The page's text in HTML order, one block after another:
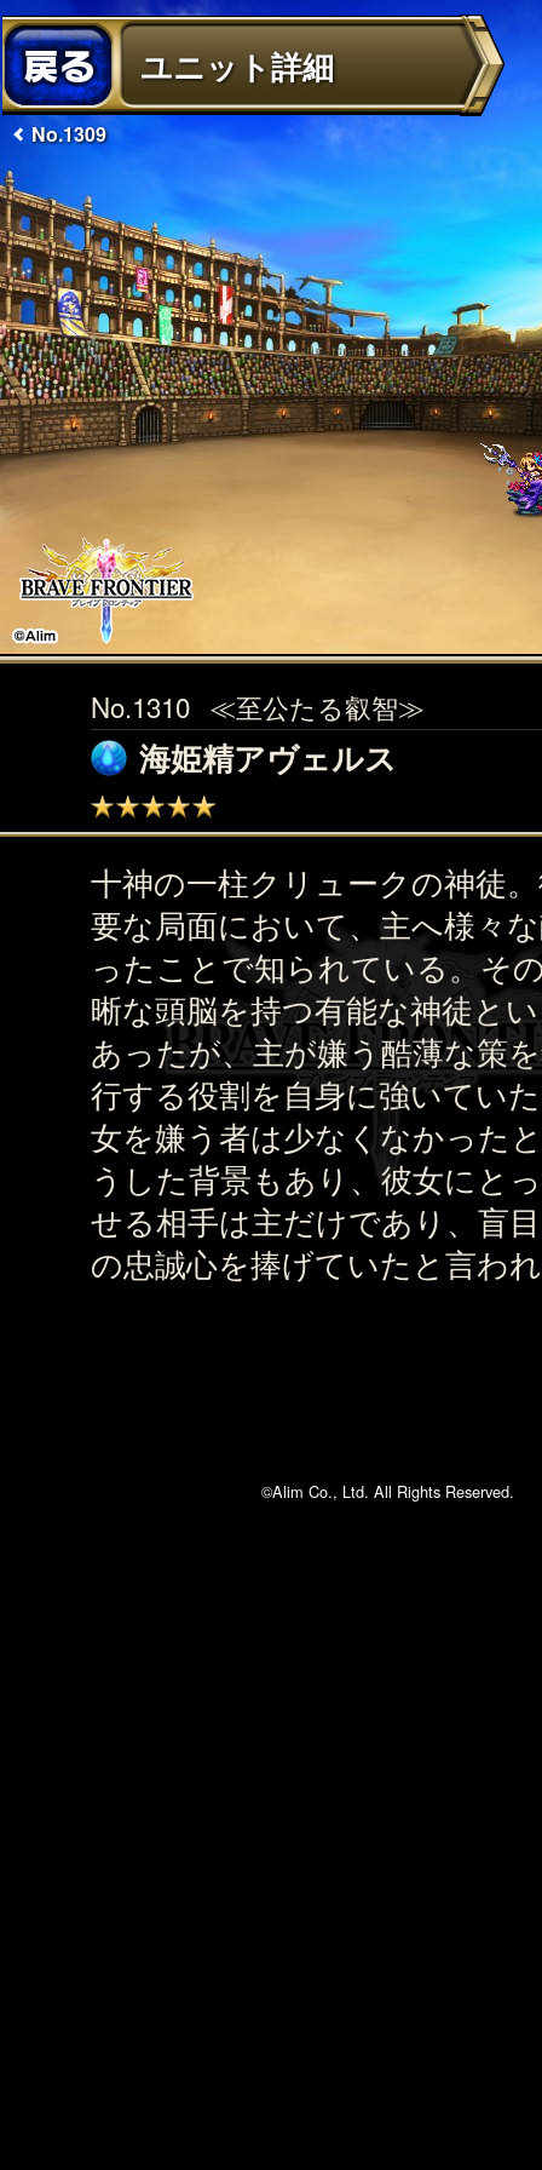
ユニット詳細
No.1309
No.1310 ≪至公たる叡智≫
海姫精アヴェルス
十神の一柱クリュークの神徒
要な局面において、主へ様々
ったことで知られている。そ
晰な頭脳を持つ有能な神徒と
あったが、主が嫌う酷薄な策
行する役割を自身に強いてい
女を嫌う者は少なくなかった
うした背景もあり、彼女にと
せる相手は主だけであり、盲
の忠誠心を捧げていたと言わ
©Alim Co., Ltd. All Rights Reserved.